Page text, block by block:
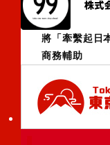
將「牽繫起日
商務輔助